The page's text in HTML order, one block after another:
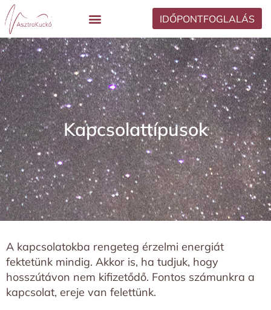
IDŐPONTFOGLALÁS
Kapcsolattípusok
A kapcsolatokba rengeteg érzelmi energiát
fektetünk mindig. Akkor is, ha tudjuk, hogy
hosszútávon nem kifizetődő. Fontos számunkra a
kapcsolat, ereje van felettünk.